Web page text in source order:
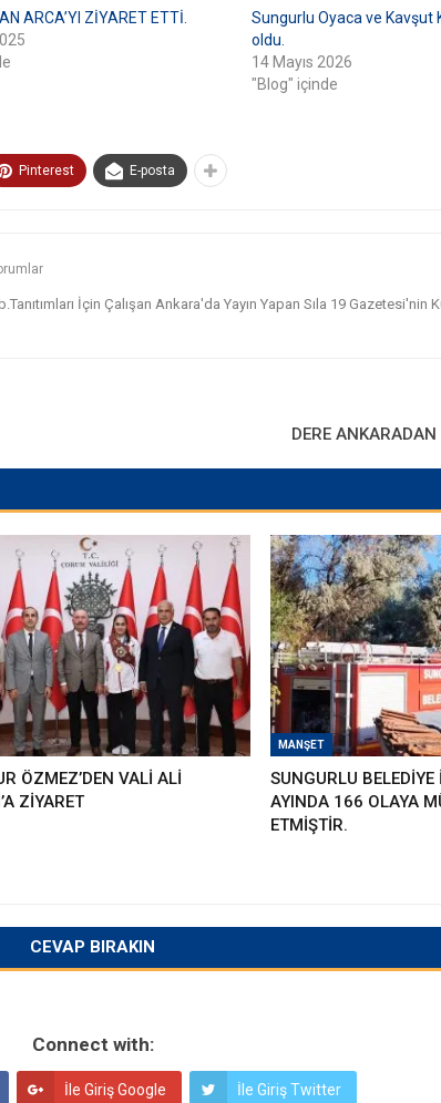
ARCA’YI ZİYARET ETTİ.
Sungurlu Oyaca ve Kavşut
oldu.
14 Mayıs 2026
"Blog" içinde
Pinterest E-posta
İçin Çalışan Ankara'da Yayın Yapan Sıla 19 Gazetesi'nin
DERE
ÖZMEZ’DEN VALİ ALİ
ZİYARET
MANŞET
SUNGURLU
AYINDA 166 OLAYA
ETMİŞTİR.
CEVAP BIRAKIN
Connect with:
İle Giriş Google İle Giriş Twitter